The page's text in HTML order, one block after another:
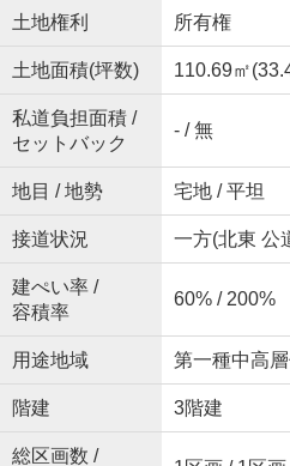
土地権利 所有権
土地面積(坪数) 110.69㎡
私道負担面積 /
セットバック
- / 無
地目 / 地勢 宅地 / 平坦
接道状況 一方(北東 公
建ぺい率 /
容積率
60% / 200%
用途地域 第一種中高
階建 3階建
総区画数 /